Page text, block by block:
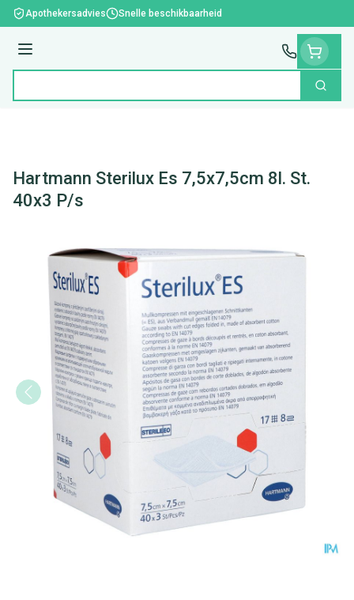
Ga naar de inhoud
Apothekersadvies Snelle beschikbaarheid
Menu
Zoek
Hartmann Sterilux Es 7,5x7,5cm 8l. St.
40x3 P/s